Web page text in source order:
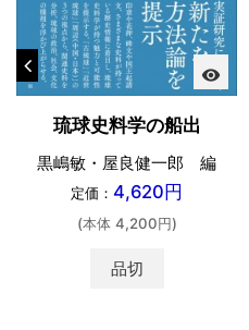
visibility
琉球史料学の船出
黒嶋敏・屋良健一郎 編
定価： 4,620円
(本体 4,200円)
品切